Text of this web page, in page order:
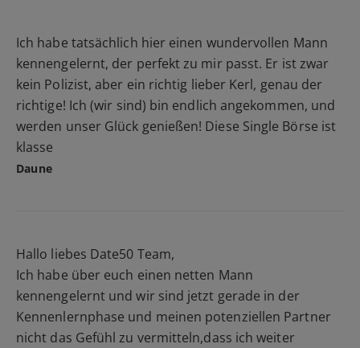
Ich habe tatsächlich hier einen wundervollen Mann
kennengelernt, der perfekt zu mir passt. Er ist zwar
kein Polizist, aber ein richtig lieber Kerl, genau der
richtige! Ich (wir sind) bin endlich angekommen, und
werden unser Glück genießen! Diese Single Börse ist
klasse
Daune
Hallo liebes Date50 Team,
Ich habe über euch einen netten Mann
kennengelernt und wir sind jetzt gerade in der
Kennenlernphase und meinen potenziellen Partner
nicht das Gefühl zu vermitteln,dass ich weiter